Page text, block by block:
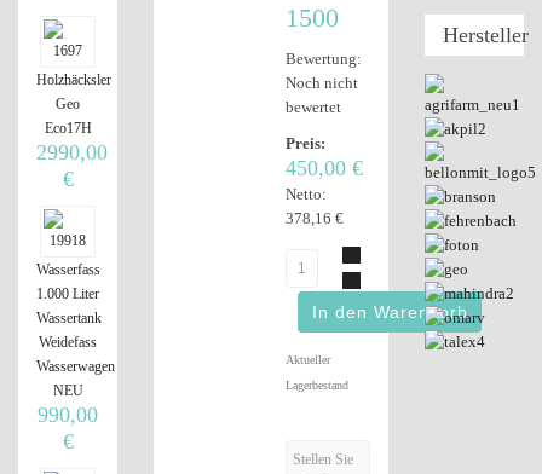
1500
Bewertung:
Noch nicht
bewertet
Preis:
450,00 €
Netto:
378,16 €
Aktueller
Lagerbestand
Stellen Sie
Holzhäcksler
Geo
Eco17H
2990,00
€
Wasserfass
1.000 Liter
Wassertank
Weidefass
Wasserwagen
NEU
990,00
€
Hersteller